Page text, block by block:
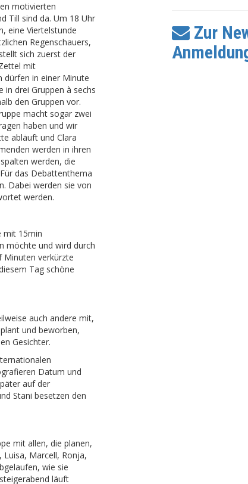
motivierten
Till sind da. Um 18 Uhr
eine Viertelstunde
Regenschauers,
sich zuerst der
mit
dürfen in einer Minute
in drei Gruppen à sechs
den Gruppen vor.
macht sogar zwei
haben und wir
abläuft und Clara
werden in ihren
werden, die
das Debattenthema
Dabei werden sie von
werden.
mit 15min
möchte und wird durch
Minuten verkürzte
Tag schöne
auch andere mit,
und beworben,
Gesichter.
Datum und
auf der
Stani besetzen den
mit allen, die planen,
Luisa, Marcell, Ronja,
wie sie
läuft
Zur